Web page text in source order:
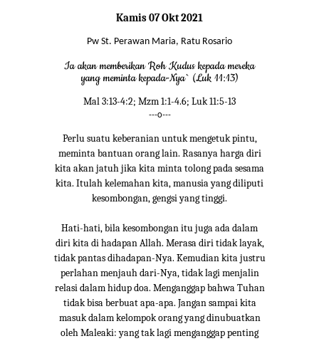
Kamis 07 Okt 2021
Pw St. Perawan Maria, Ratu Rosario
Ia akan memberikan Roh Kudus kepada mereka
yang meminta kepada-Nya` (Luk 11:13)
Mal 3:13-4:2; Mzm 1:1-4.6; Luk 11:5-13
---o---
Perlu suatu keberanian untuk mengetuk pintu,
meminta bantuan orang lain. Rasanya harga diri
kita akan jatuh jika kita minta tolong pada sesama
kita. Itulah kelemahan kita, manusia yang diliputi
kesombongan, gengsi yang tinggi.
Hati-hati, bila kesombongan itu juga ada dalam
diri kita di hadapan Allah. Merasa diri tidak layak,
tidak pantas dihadapan-Nya. Kemudian kita justru
perlahan menjauh dari-Nya, tidak lagi menjalin
relasi dalam hidup doa. Menganggap bahwa Tuhan
tidak bisa berbuat apa-apa. Jangan sampai kita
masuk dalam kelompok orang yang dinubuatkan
oleh Maleaki: yang tak lagi menganggap penting